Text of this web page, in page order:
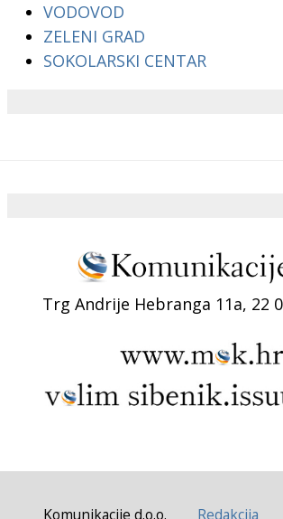
VODOVOD
ZELENI GRAD
SOKOLARSKI CENTAR
Trg Andrije Hebranga 11a, 22
Komunikacije d.o.o. Redakcija